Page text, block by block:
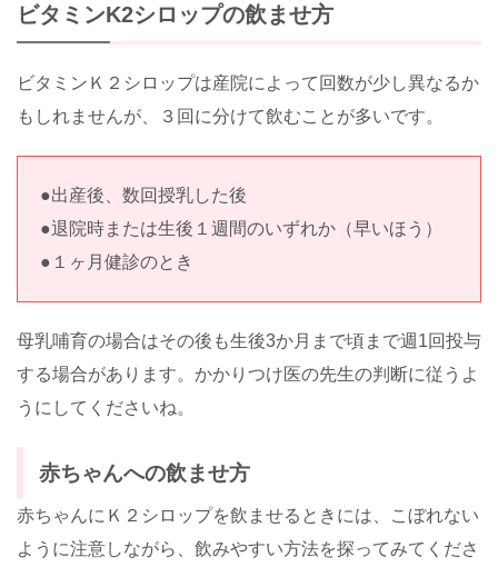
ビタミンK2シロップの飲ませ方
ビタミンＫ２シロップは産院によって回数が少し異なるか
もしれませんが、３回に分けて飲むことが多いです。
●出産後、数回授乳した後
●退院時または生後１週間のいずれか（早いほう）
●１ヶ月健診のとき
母乳哺育の場合はその後も生後3か月まで頃まで週1回投与
する場合があります。かかりつけ医の先生の判断に従うよ
うにしてくださいね。
赤ちゃんへの飲ませ方
赤ちゃんにＫ２シロップを飲ませるときには、こぼれない
ように注意しながら、飲みやすい方法を探ってみてくださ